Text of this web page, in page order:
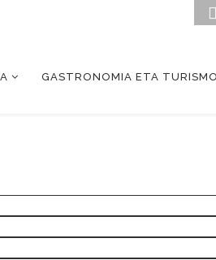
GASTRONOMIA ETA